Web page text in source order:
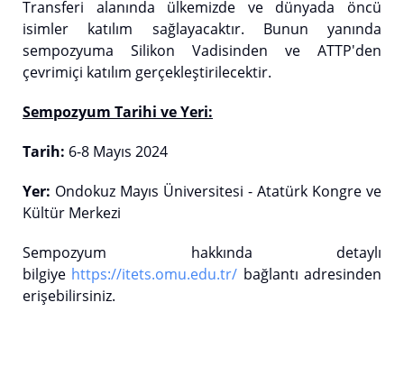
Transferi alanında ülkemizde ve dünyada öncü
isimler katılım sağlayacaktır. Bunun yanında
sempozyuma Silikon Vadisinden ve ATTP'den
çevrimiçi katılım gerçekleştirilecektir.
Sempozyum Tarihi ve Yeri:
Tarih: 6-8 Mayıs 2024
Yer: Ondokuz Mayıs Üniversitesi - Atatürk Kongre ve
Kültür Merkezi
Sempozyum hakkında detaylı
bilgiye https://itets.omu.edu.tr/ bağlantı adresinden
erişebilirsiniz.